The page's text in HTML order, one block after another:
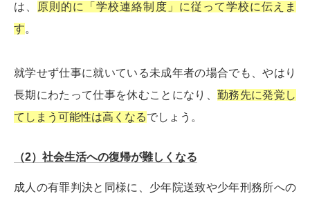
は、
原則的に「学校連絡制度」に従って学校に伝えま
す。
就学せず仕事に就いている未成年者の場合でも、やはり
長期にわたって仕事を休むことになり、 勤務先に発覚し
てしまう可能性は高くなるでしょう。
（2）社会生活への復帰が難しくなる
成人の有罪判決と同様に、少年院送致や少年刑務所への